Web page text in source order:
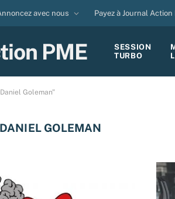
avec nous Payez à Journal Action
SESSION
TURBO
Goleman"
DANIEL GOLEMAN